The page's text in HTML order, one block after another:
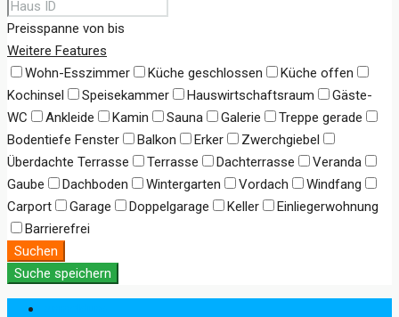
Preisspanne von bis
Weitere Features
Wohn-Esszimmer
Küche geschlossen
Küche offen
Kochinsel
Speisekammer Hauswirtschaftsraum
Gäste-
WC
Ankleide Kamin Sauna Galerie
Treppe gerade
Bodentiefe Fenster
Balkon Erker
Zwerchgiebel
Überdachte Terrasse
Terrasse Dachterrasse
Veranda
Gaube
Dachboden Wintergarten Vordach
Windfang
Carport
Garage Doppelgarage Keller
Einliegerwohnung
Barrierefrei
Suchen
Suche speichern